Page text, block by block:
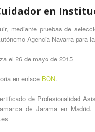
en
mediante pruebas de
Agencia Navarra para
el 26 de mayo de 2015
en enlace BON.
de Profesionalidad
de Jarama en